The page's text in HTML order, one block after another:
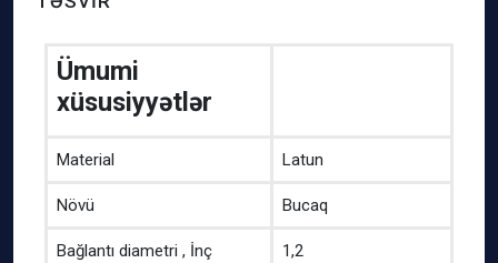
Ümumi
xüsusiyyətlər
Material Latun
Növü Bucaq
Bağlantı diametri , İnç 1,2